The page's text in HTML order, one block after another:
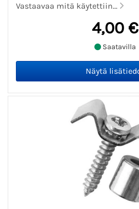
Vastaavaa mitä käytettiin...
4,00 €
Saatavilla